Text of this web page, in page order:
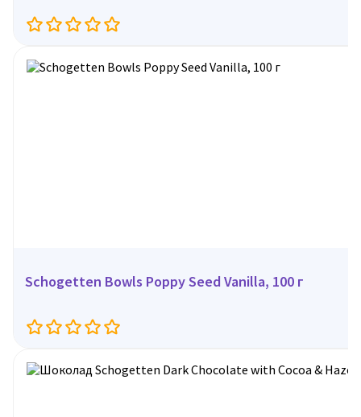
Schogetten Bowls Poppy Seed Vanilla, 100 г